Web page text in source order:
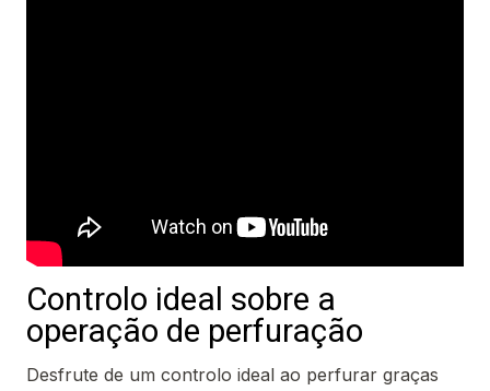
Controlo ideal sobre a
operação de perfuração
Desfrute de um controlo ideal ao perfurar graças